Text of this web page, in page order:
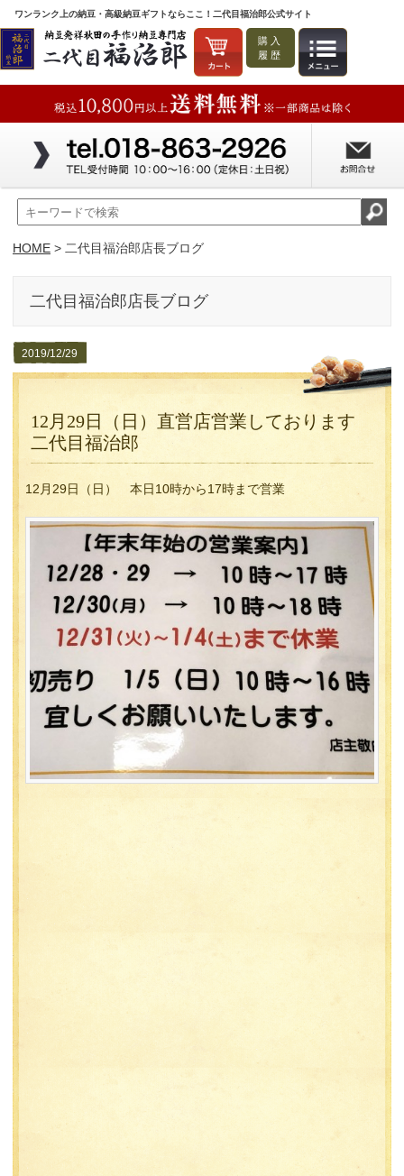
ワンランク上の納豆・高級納豆ギフトならここ！二代目福治郎公式サイト
購入
履歴
HOME > 二代目福治郎店長ブログ
二代目福治郎店長ブログ
2019/12/29
12月29日（日）直営店営業しております
二代目福治郎
12月29日（日） 本日10時から17時まで営業